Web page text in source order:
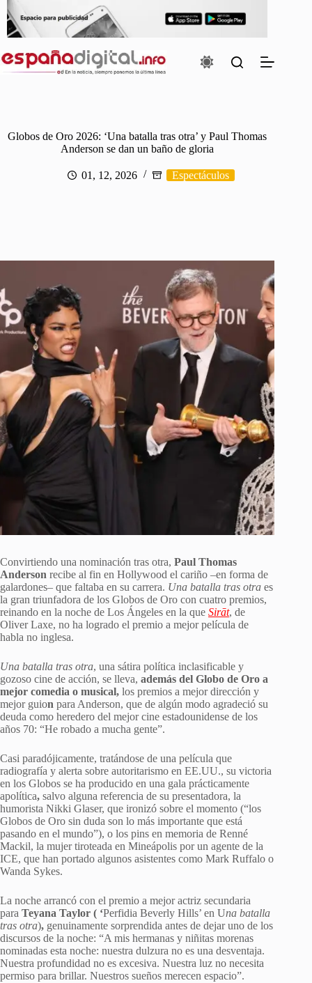
contenido
Globos de Oro 2026: ‘Una batalla tras otra’ y Paul Thomas
Anderson se dan un baño de gloria
01, 12, 2026 Espectáculos
Convirtiendo una nominación tras otra, Paul Thomas
Anderson recibe al fin en Hollywood el cariño –en forma de
galardones– que faltaba en su carrera. Una batalla tras otra es
la gran triunfadora de los Globos de Oro con cuatro premios,
reinando en la noche de Los Ángeles en la que Sirāt, de
Oliver Laxe, no ha logrado el premio a mejor película de
habla no inglesa.
Una batalla tras otra, una sátira política inclasificable y
gozoso cine de acción, se lleva, además del Globo de Oro a
mejor comedia o musical, los premios a mejor dirección y
mejor guion para Anderson, que de algún modo agradeció su
deuda como heredero del mejor cine estadounidense de los
años 70: “He robado a mucha gente”.
Casi paradójicamente, tratándose de una película que
radiografía y alerta sobre autoritarismo en EE.UU., su victoria
en los Globos se ha producido en una gala prácticamente
apolítica, salvo alguna referencia de su presentadora, la
humorista Nikki Glaser, que ironizó sobre el momento (“los
Globos de Oro sin duda son lo más importante que está
pasando en el mundo”), o los pins en memoria de Renné
Mackil, la mujer tiroteada en Mineápolis por un agente de la
ICE, que han portado algunos asistentes como Mark Ruffalo o
Wanda Sykes.
La noche arrancó con el premio a mejor actriz secundaria
para Teyana Taylor ( ‘Perfidia Beverly Hills’ en Una batalla
tras otra), genuinamente sorprendida antes de dejar uno de los
discursos de la noche: “A mis hermanas y niñitas morenas
nominadas esta noche: nuestra dulzura no es una desventaja.
Nuestra profundidad no es excesiva. Nuestra luz no necesita
permiso para brillar. Nuestros sueños merecen espacio”.